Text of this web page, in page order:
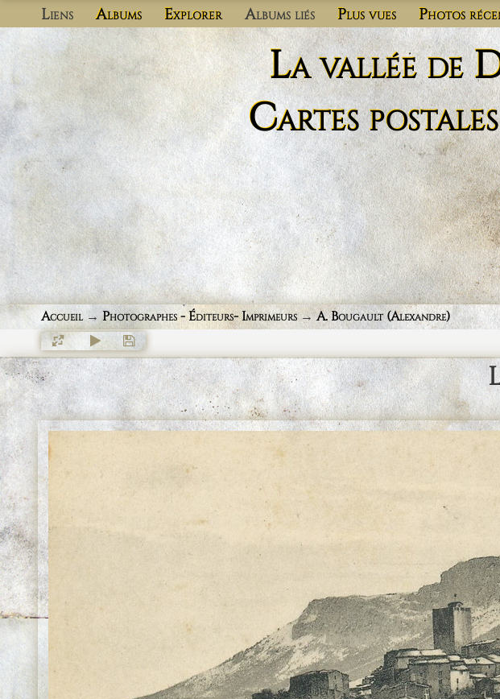
Liens Albums Explorer Albums liés Plus vues Photos
La vallée de
Cartes
Accueil→Photographes - Éditeurs- Imprimeurs→A. Bougault (Alexandre)